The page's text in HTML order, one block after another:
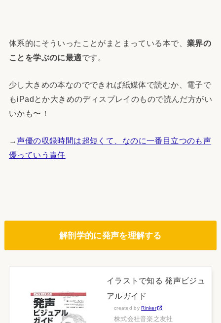
体系的にそういったことがまとまっている本で、 業界の
ことを学ぶのに最適です。
少し大きめの本なのでできれば紙媒体で読むか、電子で
もiPadとか大きめのディスプレイのもので読んだ方がい
いかも〜！
→声優の収録時間は超短くて、なのに一番目立つのも声
優っていう責任
解剖学的に発声を理解する
イラストで知る 発声ビジュ
アルガイド
created byRinker
株式会社音楽之友社